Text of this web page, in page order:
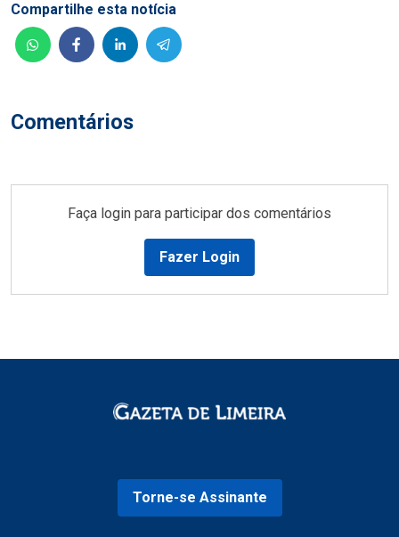
Comentários
Compartilhe esta notícia
Faça login para participar dos comentários
Fazer Login
Torne-se Assinante